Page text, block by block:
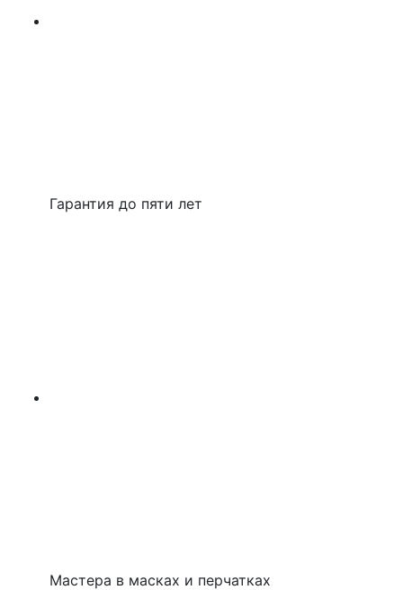
Гарантия до пяти лет
Мастера в масках и перчатках